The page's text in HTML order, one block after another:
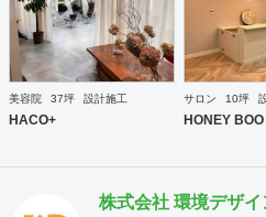
な素材を用いた制作が可能
縁な特定防火設備（鉄扉）
とも可能です。
https://gridframe.co.jp/
込む空間 https://
美容院 37坪 設計施工
HACO+
サロン 10坪
HONEY BOO
株式会社 環境デザイ